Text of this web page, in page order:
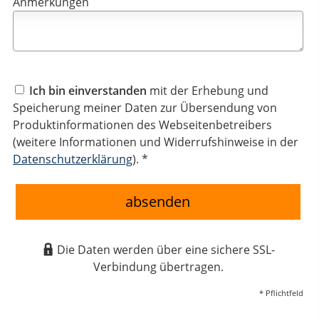
Ich bin einverstanden mit der Erhebung und
Speicherung meiner Daten zur Übersendung von
Produktinformationen des Webseitenbetreibers
(weitere Informationen und Widerrufshinweise in der
Datenschutzerklärung). *
absenden
Die Daten werden über eine sichere SSL-
Verbindung übertragen.
* Pflichtfeld